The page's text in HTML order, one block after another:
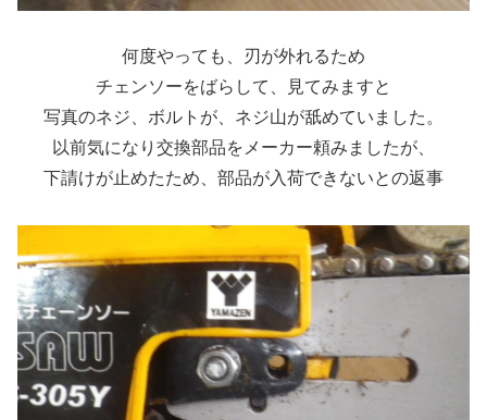
何度やっても、刃が外れるため
チェンソーをばらして、見てみますと
写真のネジ、ボルトが、ネジ山が舐めていました。
以前気になり交換部品をメーカー頼みましたが、
下請けが止めたため、部品が入荷できないとの返事